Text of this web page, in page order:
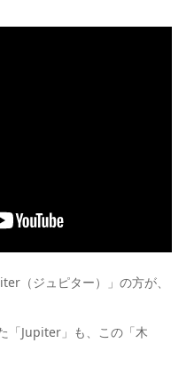
（ジュピター）」の方が、
「Jupiter」も、この「木